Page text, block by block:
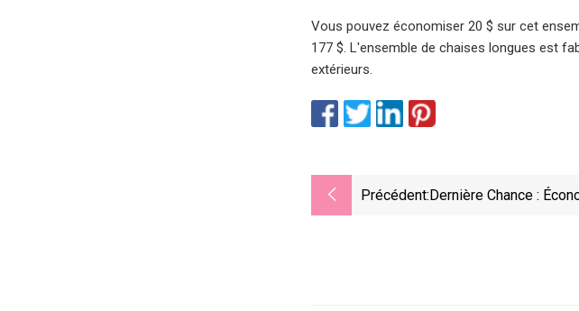
Vous pouvez économiser 20 $ sur cet
177 $. L'ensemble de chaises longues est
extérieurs.
Précédent:Dernière Chance :